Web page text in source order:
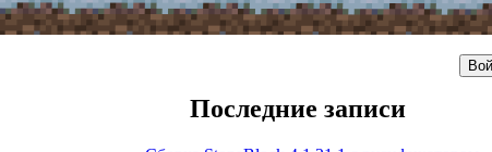
Последние записи